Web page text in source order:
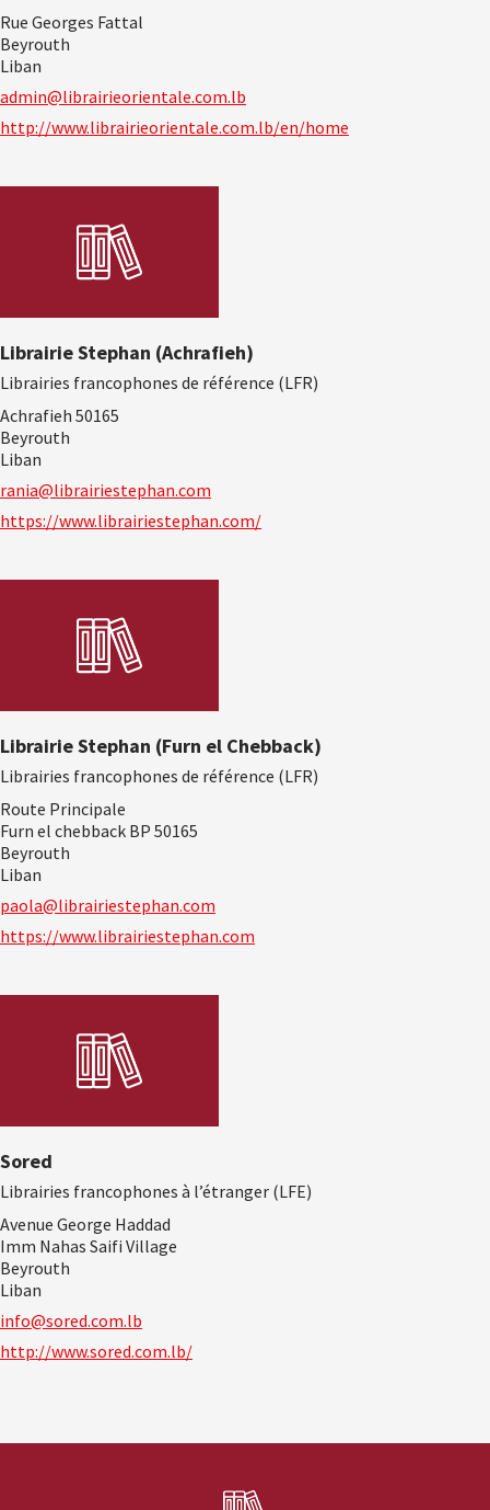
Rue Georges Fattal
Beyrouth
Liban
admin@librairieorientale.com.lb
http://www.librairieorientale.com.lb/en/home
Librairie Stephan (Achrafieh)
Librairies francophones de référence (LFR)
Achrafieh 50165
Beyrouth
Liban
rania@librairiestephan.com
https://www.librairiestephan.com/
Librairie Stephan (Furn el Chebback)
Librairies francophones de référence (LFR)
Route Principale
Furn el chebback BP 50165
Beyrouth
Liban
paola@librairiestephan.com
https://www.librairiestephan.com
Sored
Librairies francophones à l’étranger (LFE)
Avenue George Haddad
Imm Nahas Saifi Village
Beyrouth
Liban
info@sored.com.lb
http://www.sored.com.lb/